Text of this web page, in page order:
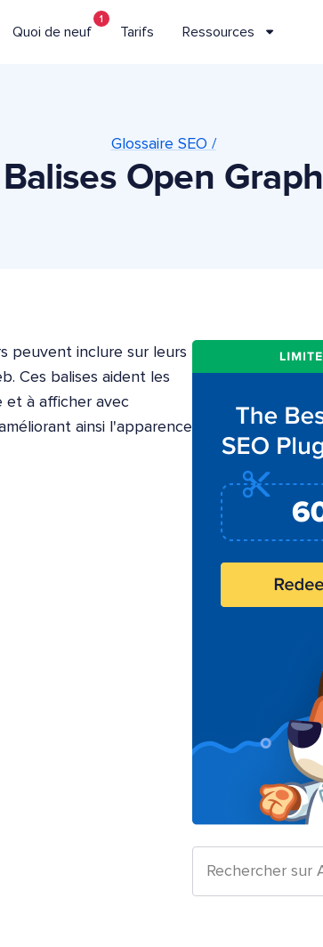
Quoi de neuf
1
Tarifs Ressources
Glossaire SEO /
Balises Open Graph
peuvent inclure sur leurs
Ces balises aident les
et à afficher avec
ainsi l'apparence